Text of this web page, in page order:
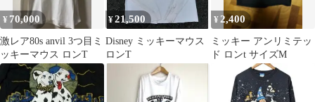
¥ 70,000
激レア80s anvil 3つ目ミ
ッキーマウス ロンT
¥21,500
Disney ミッキーマウス
ロンT
¥ 2,400
ミッキー アンリミテッ
ド ロンt サイズM